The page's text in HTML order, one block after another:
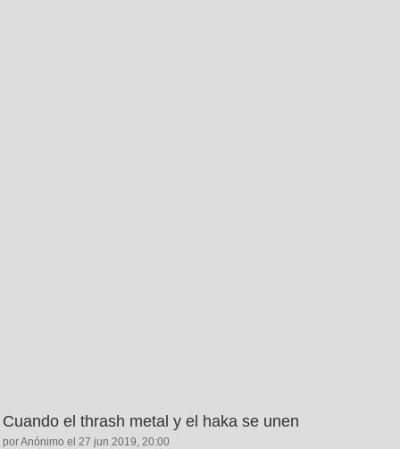
Cuando el thrash metal y el haka se unen
por Anónimo el 27 jun 2019, 20:00